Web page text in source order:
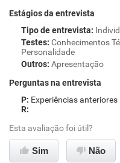
Estágios da entrevista
Tipo de entrevista:
Testes: Conhecimentos
Personalidade
Outros: Apresentação
Perguntas na entrevista
Experiências anteriores
Esta avaliação foi útil?
Sim Não